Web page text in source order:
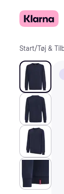
Start/Tøj &